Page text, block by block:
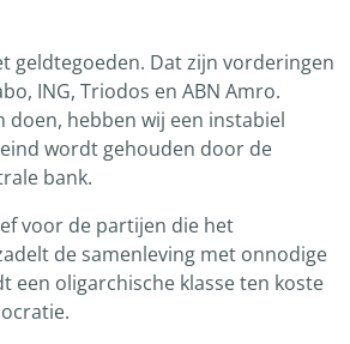
geldtegoeden. Dat zijn vorderingen
ING, Triodos en ABN Amro.
doen, hebben wij een instabiel
wordt gehouden door de
bank.
voor de partijen die het
de samenleving met onnodige
een oligarchische klasse ten koste